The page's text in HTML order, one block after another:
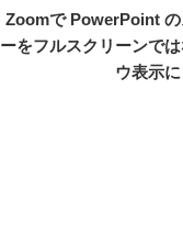
Zoomで PowerPoint の
ーをフルスクリーンで
ウ表示